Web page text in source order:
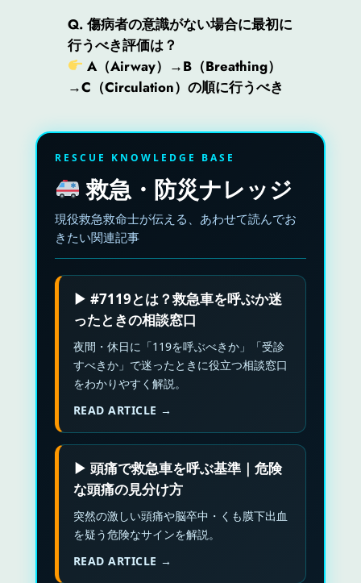
Q. 傷病者の意識がない場合に最初に
行うべき評価は？
A（Airway）→B（Breathing）
→C（Circulation）の順に行うべき
RESCUE KNOWLEDGE BASE
救急・防災ナレッジ
現役救急救命士が伝える、あわせて読んでお
きたい関連記事
▶ #7119とは？救急車を呼ぶか迷
ったときの相談窓口
夜間・休日に「119を呼ぶべきか」「受診
すべきか」で迷ったときに役立つ相談窓口
をわかりやすく解説。
READ ARTICLE →
▶ 頭痛で救急車を呼ぶ基準｜危険
な頭痛の見分け方
突然の激しい頭痛や脳卒中・くも膜下出血
を疑う危険なサインを解説。
READ ARTICLE →